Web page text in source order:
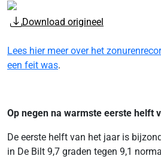
Download origineel
Lees hier meer over het
een feit was.
Op negen na warmste eerste helft
De eerste helft van het jaar is
in De Bilt 9,7 graden tegen 9,1